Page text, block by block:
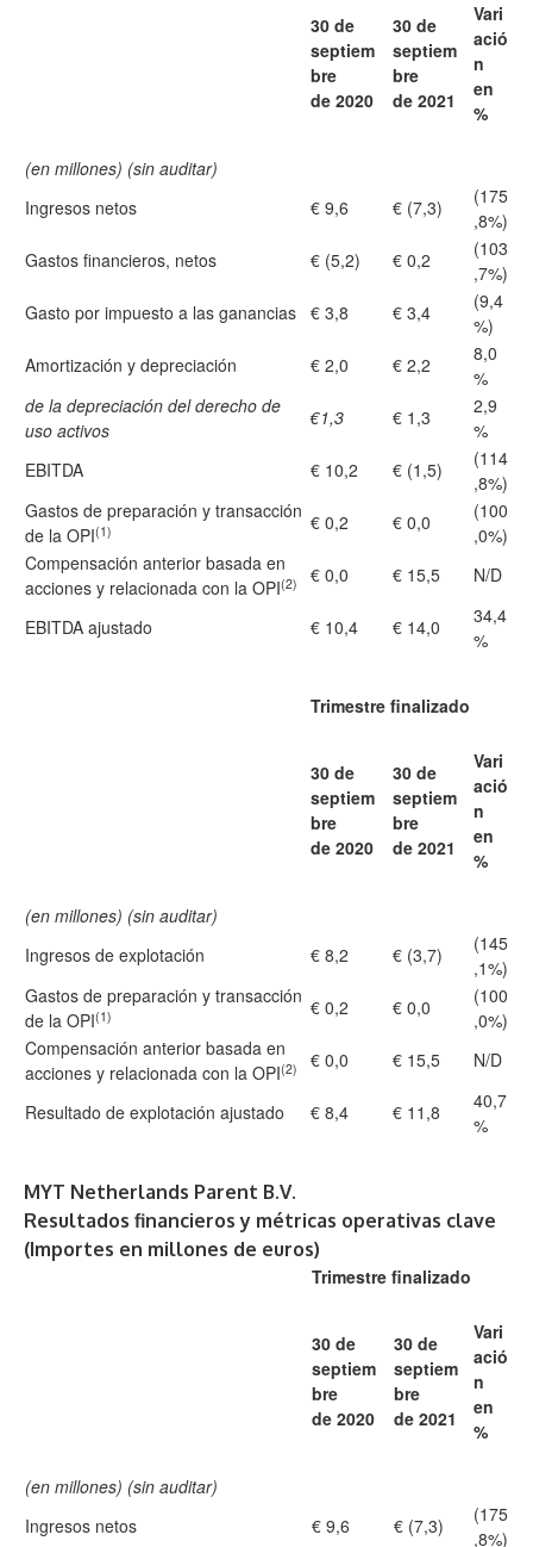
30 de
septiem
bre
de 2020
30 de
septiem
bre
de 2021
Vari
ació
n
en
%
(en millones) (sin auditar)
Ingresos netos
€ 9,6 € (7,3)
(175
,8%)
Gastos financieros, netos
€ (5,2) € 0,2
(103
,7%)
Gasto por impuesto a las ganancias € 3,8 € 3,4
(9,4
%)
Amortización y depreciación
€ 2,0 € 2,2
8,0
%
de la depreciación del derecho de
uso activos
€1,3 € 1,3
2,9
%
EBITDA
€ 10,2 € (1,5)
(114
,8%)
Gastos de preparación y transacción
de la OPI(1) € 0,2 € 0,0
(100
,0%)
Compensación anterior basada en
acciones y relacionada con la OPI(2) € 0,0 € 15,5 N/D
EBITDA ajustado € 10,4 € 14,0
34,4
%
Trimestre finalizado
30 de
septiem
bre
de 2020
30 de
septiem
bre
de 2021
Vari
ació
n
en
%
(en millones) (sin auditar)
Ingresos de explotación
€ 8,2 € (3,7)
(145
,1%)
Gastos de preparación y transacción
de la OPI(1) € 0,2 € 0,0
(100
,0%)
Compensación anterior basada en
acciones y relacionada con la OPI(2) € 0,0 € 15,5 N/D
Resultado de explotación ajustado € 8,4 € 11,8
40,7
%
MYT Netherlands Parent B.V.
Resultados financieros y métricas operativas clave
(Importes en millones de euros)
Trimestre finalizado
30 de
septiem
bre
de 2020
30 de
septiem
bre
de 2021
Vari
ació
n
en
%
(en millones) (sin auditar)
Ingresos netos
€ 9,6 € (7,3)
(175
,8%)